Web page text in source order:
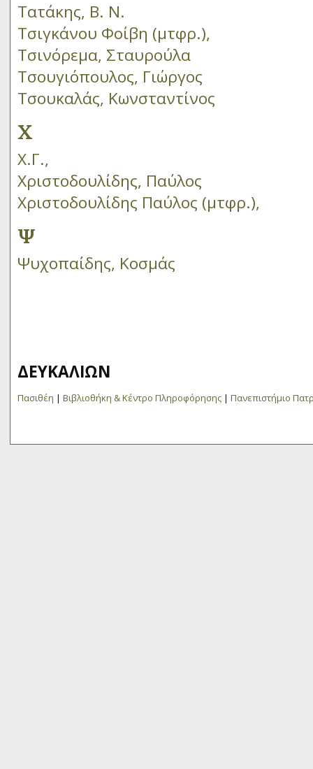
Τατάκης, Β. Ν.
Τσιγκάνου Φοίβη (μτφρ.),
Τσινόρεμα, Σταυρούλα
Τσουγιόπουλος, Γιώργος
Τσουκαλάς, Κωνσταντίνος
Χ
Χ.Γ.,
Χριστοδουλίδης, Παύλος
Χριστοδουλίδης Παύλος (μτφρ.),
Ψ
Ψυχοπαίδης, Κοσμάς
ΔΕΥΚΑΛΙΩΝ
Πασιθέη | Βιβλιοθήκη & Κέντρο Πληροφόρησης | Πανεπιστήμιο